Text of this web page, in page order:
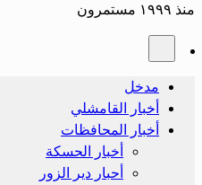
منذ ١٩٩٩ مستمرون
مدخل
أخبار القامشلي
أخبار المحافظات
أخبار الحسكة
أحبار دير الزور